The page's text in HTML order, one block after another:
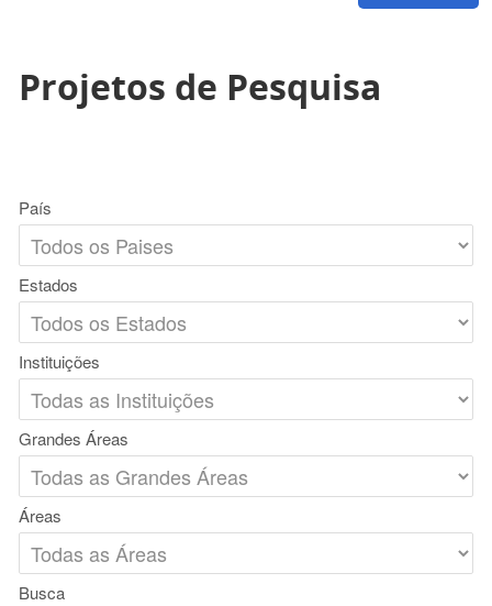
Projetos de Pesquisa
País
Estados
Instituições
Grandes Áreas
Áreas
Busca